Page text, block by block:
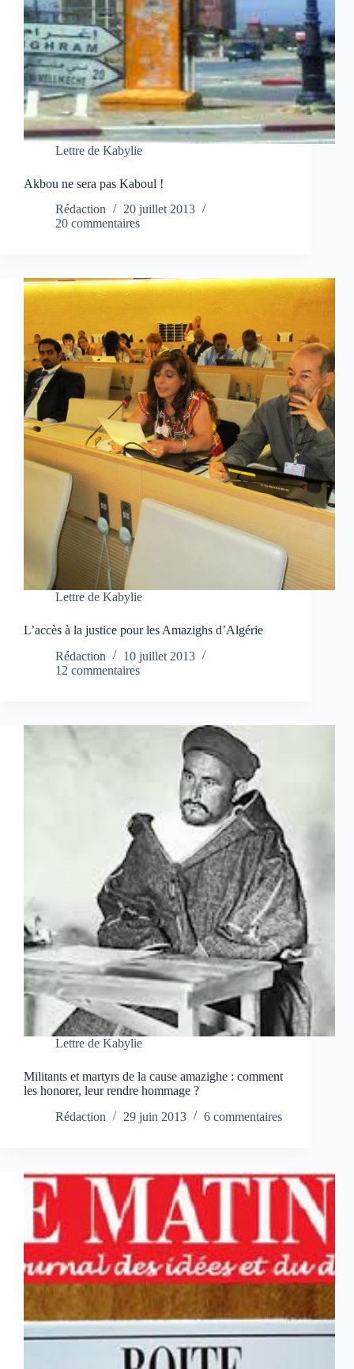
Lettre de Kabylie
Akbou ne sera pas Kaboul !
Rédaction
20 juillet 2013
20 commentaires
Lettre de Kabylie
L’accès à la justice pour les Amazighs d’Algérie
Rédaction
10 juillet 2013
12 commentaires
Lettre de Kabylie
Militants et martyrs de la cause amazighe : comment
les honorer, leur rendre hommage ?
Rédaction
29 juin 2013 6 commentaires